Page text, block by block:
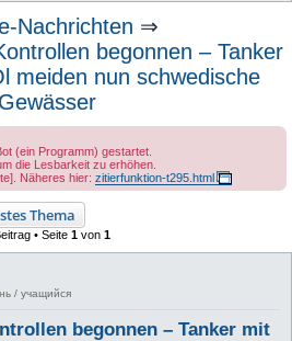
Nachrichten ⇒
begonnen – Tanker
meiden nun schwedische
Gewässer
(ein Programm) gestartet.
die Lesbarkeit zu erhöhen.
Näheres hier: zitierfunktion-t295.html
Thema
• Seite 1 von 1
/ учащийся
begonnen – Tanker mit